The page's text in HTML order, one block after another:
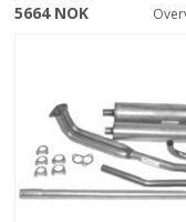
5664 NOK